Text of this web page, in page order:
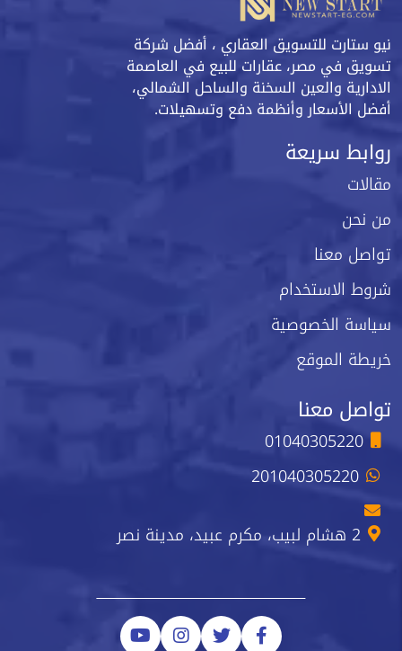
نيو ستارت للتسويق العقاري ، أفضل شركة
تسويق في مصر، عقارات للبيع في العاصمة
الادارية والعين السخنة والساحل الشمالي،
أفضل الأسعار وأنظمة دفع وتسهيلات.
روابط سريعة
مقالات
من نحن
تواصل معنا
شروط الاستخدام
سياسة الخصوصية
خريطة الموقع
تواصل معنا
01040305220
201040305220
2 هشام لبيب، مكرم عبيد، مدينة نصر